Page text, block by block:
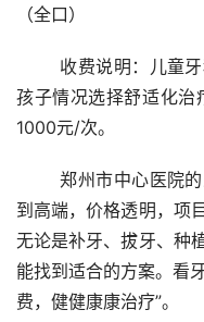
（全口）
孩子情况选择舒适化
1000元/次。
	郑州市中心医院的牙科收费，从检查到治疗，从基础
到高端，价格透明，项
无论是补牙、拔牙、种
能找到适合的方案。看
费，健健康康治疗”。